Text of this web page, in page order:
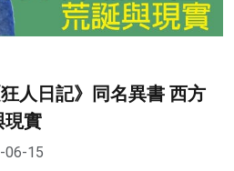
人日記》同名異書 西方
現實
06-15